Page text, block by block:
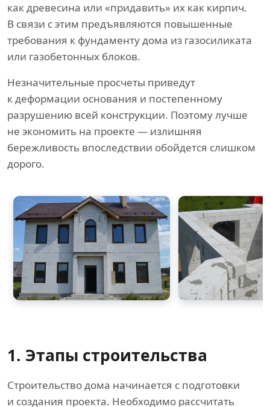
как древесина или «придавить» их как кирпич.
В связи с этим предъявляются повышенные
требования к фундаменту дома из газосиликата
или газобетонных блоков.
Незначительные просчеты приведут
к деформации основания и постепенному
разрушению всей конструкции. Поэтому лучше
не экономить на проекте — излишняя
бережливость впоследствии обойдется слишком
дорого.
1. Этапы строительства
Строительство дома начинается с подготовки
и создания проекта. Необходимо рассчитать